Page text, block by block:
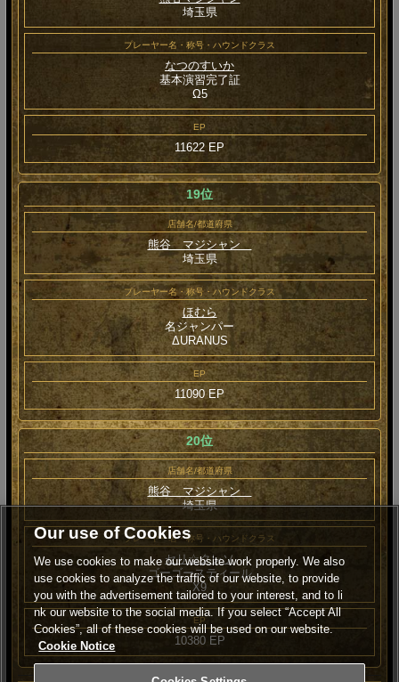
埼玉県
プレーヤー名・称号・ハウンドクラス
なつのすいか
基本演習完了証
Ω5
EP
11622 EP
19位
店舗名/都道府県
熊谷 マジシャン
埼玉県
プレーヤー名・称号・ハウンドクラス
ほむら
名ジャンパー
ΔURANUS
EP
11090 EP
20位
店舗名/都道府県
熊谷 マジシャン
埼玉県
プレーヤー名・称号・ハウンドクラス
セリ☆クレソ
ゴーゴースティール
Χ9
EP
10380 EP
Our use of Cookies
We use cookies to make our website work properly. We also
use cookies to analyze the traffic of our website, to provide
you with the advertisement tailored to your interest, and to li
nk our website to the social media. If you select “Accept All
Cookies”, all of these cookies will be used on our website.
Cookie Notice